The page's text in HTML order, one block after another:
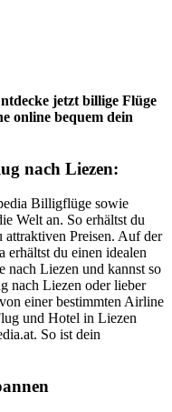
jetzt billige Flüge
online bequem dein
nach Liezen:
Billigflüge sowie
Welt an. So erhältst du
Preisen. Auf der
erhältst du einen idealen
nach Liezen und kannst so
nach Liezen oder lieber
einer bestimmten Airline
und Hotel in Liezen
So ist dein